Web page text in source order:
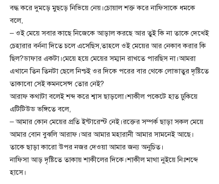
বদ্ধ করে দুমড়ে মুছড়ে নিভিয়ে নেয়।চোয়াল শক্ত করে নাফিসাকে ধমকে
বলে,
– ওই মেয়ে সবার কাছে নিজেকে আড়াল করছে আর তুই কি না তাকে দেখেই
চেহারার বর্ননা দিতে চলে এসেছিস,তাহলে ওই মেয়ের আর নেকাব করার কি
ছিল?ডাফার একটা।মেয়ে হয়ে মেয়ের সম্মান রাখতে পারছিস না।আমরা
এখানে তিন তিনটা ছেলে নিশ্চই ওর দিকে পরের বার থেকে লোভাতুর দৃষ্টিতে
তাকাবো সেই কমনসেন্স তোর নেই?
আরাফ কথাটা বলেই শব্দ করে শ্বাস ছাড়লো।শাকীল পকেটে হাত ঢুকিয়ে
এটিটিউড ভঙ্গিতে বলে,
– আমার কোন মেয়ের প্রতি ইন্টারেস্ট নেই।রক্তের সম্পর্ক ছাড়া সকল মেয়ে
আমার বোন বুঝলি আরাফ।আর আমার মহারানী আমার সামনেই আছে।
তাকে ছাড়া কারো উপর নজর দেওয়া আমার জন্য অনুচিত।
নাফিসা আড় দৃষ্টিতে তাকায় শাকীলের দিকে।শাকীল মাথা নুইয়ে নিঃশব্দে
হাসে।